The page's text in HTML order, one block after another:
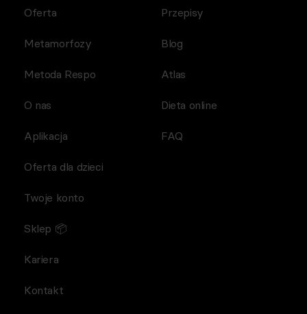
Oferta
Metamorfozy
Metoda Respo
O nas
Aplikacja
Przepisy
Blog
Atlas
Dieta online
FAQ
Oferta dla dzieci
Twoje konto
Sklep 📦
Kariera
Kontakt